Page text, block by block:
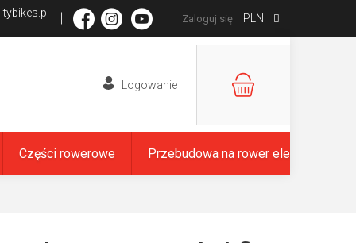
PLN
Zaloguj się
KOSZYK
Części rowerowe Przebudowa na rower elektryczny